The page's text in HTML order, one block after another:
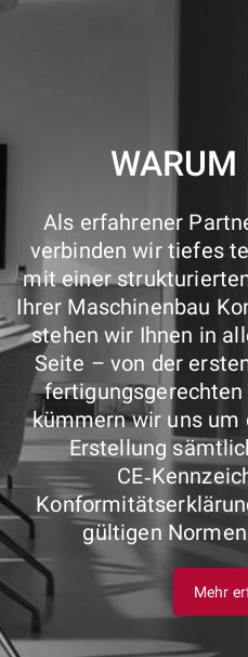
WARUM
Als erfahrener
verbinden wir tiefes
mit einer
Ihrer Maschinenbau
stehen wir Ihnen in
Seite – von der
kümmern wir uns um
Erstellung
gültigen
Mehr